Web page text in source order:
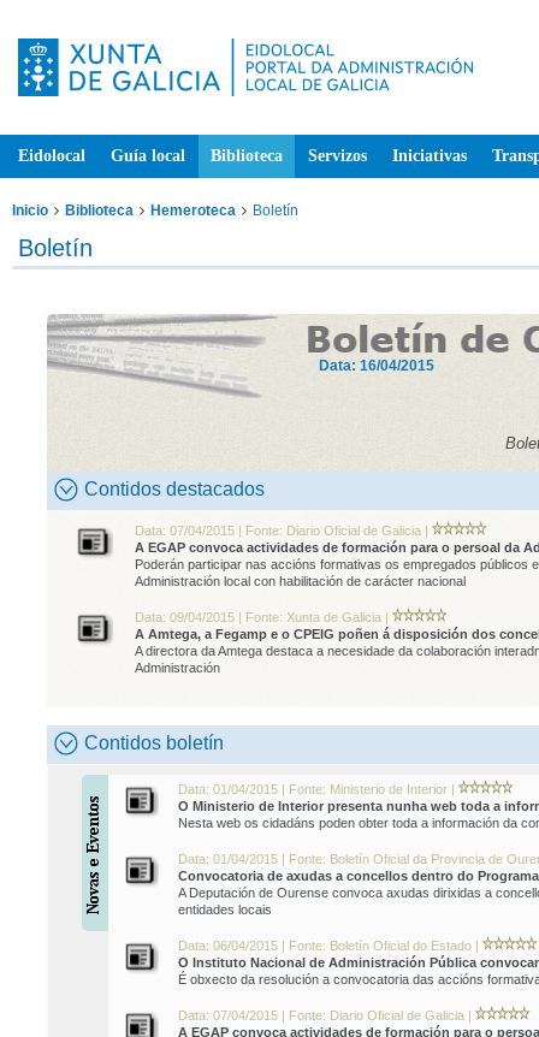
Eidolocal Guía local Biblioteca Servizos Iniciativas
Inicio Biblioteca Hemeroteca Boletín
Boletín
Data: 16/04/2015
Contidos destacados
Data: 07/04/2015 | Fonte: Diario Oficial de Galicia |
A EGAP convoca actividades de formación para o persoal da
Poderán participar nas accións formativas os empregados
Administración local con habilitación de carácter nacional
Data: 09/04/2015 | Fonte: Xunta de Galicia |
A Amtega, a Fegamp e o CPEIG poñen á disposición dos
A directora da Amtega destaca a necesidade da colaboración
Administración
Contidos boletín
Data: 01/04/2015 | Fonte: Ministerio de Interior |
O Ministerio de Interior presenta nunha web toda a
Nesta web os cidadáns poden obter toda a información da
Data: 01/04/2015 | Fonte: Boletín Oficial da Provincia de
Convocatoria de axudas a concellos dentro do
A Deputación de Ourense convoca axudas dirixidas a
entidades locais
Data: 06/04/2015 | Fonte: Boletín Oficial do Estado |
O Instituto Nacional de Administración Pública
É obxecto da resolución a convocatoria das accións
Data: 07/04/2015 | Fonte: Diario Oficial de Galicia |
A EGAP convoca actividades de formación para o